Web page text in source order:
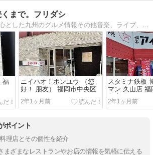
まで。フリダシ
福
ニイハオ！ポンユウ （您
好！ 朋友） 福岡市中央区
2年1ヶ月前
スタミナ鉄板
マン 久山店 福
久山町
2年1ヶ月前
ポイント
理店とその個性を紹介
まざまなレストランやお店の情報を気軽に伝える